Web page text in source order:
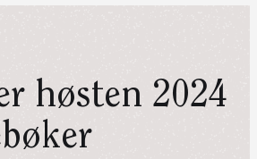
høsten 2024